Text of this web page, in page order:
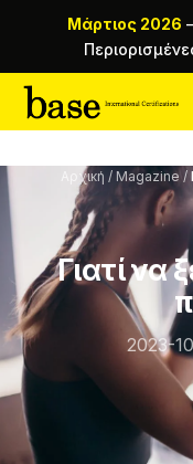
Μάρτιος 2026
Αρχική / Magazine /
Γιατί να
2023-